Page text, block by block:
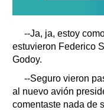
--Ja, ja, estoy
estuvieron Federico
Godoy.
--Seguro vieron
al nuevo avión
comentaste nada de